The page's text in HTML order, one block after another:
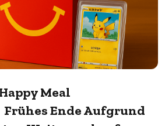
Meal
Ende Aufgrund